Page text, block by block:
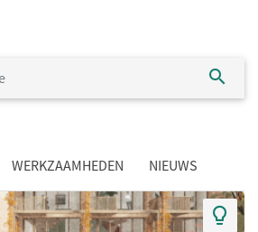
WERKZAAMHEDEN NIEUWS